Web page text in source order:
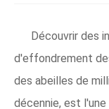
Découvrir des
d'effondrement
des abeilles de
décennie, est